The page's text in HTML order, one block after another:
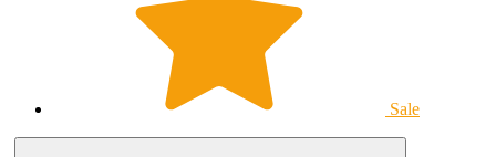
Sale